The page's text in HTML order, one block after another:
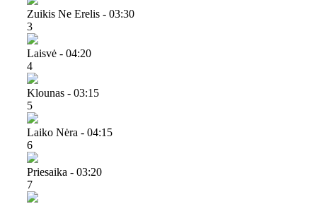
Zuikis Ne Erelis - 03:30
3
Laisvė - 04:20
4
Klounas - 03:15
5
Laiko Nėra - 04:15
6
Priesaika - 03:20
7